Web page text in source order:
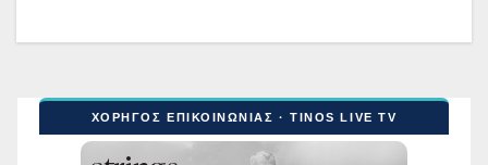
ΧΟΡΗΓΟΣ ΕΠΙΚΟΙΝΩΝΙΑΣ · TINOS LIVE TV